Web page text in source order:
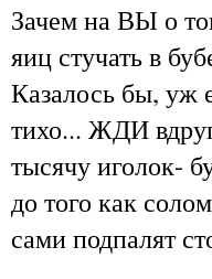
Зачем на ВЫ о
яиц стучать в
Казалось бы, уж
тихо... ЖДИ
тысячу иголок-
до того как
сами подпалят